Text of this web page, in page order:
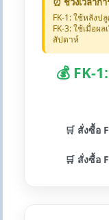
FK-1: ใช้หลังป
FK-3: ใช้เมื่อผ
สัปดาห์
💰 FK-
🛒 สั่งซื้อ
🛒 สั่งซื้อ